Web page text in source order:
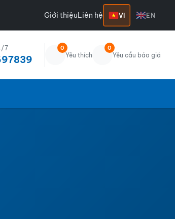
Giới thiệuLiên hệ VI EN
7 0
Yêu thích
0
Yêu cầu báo giá